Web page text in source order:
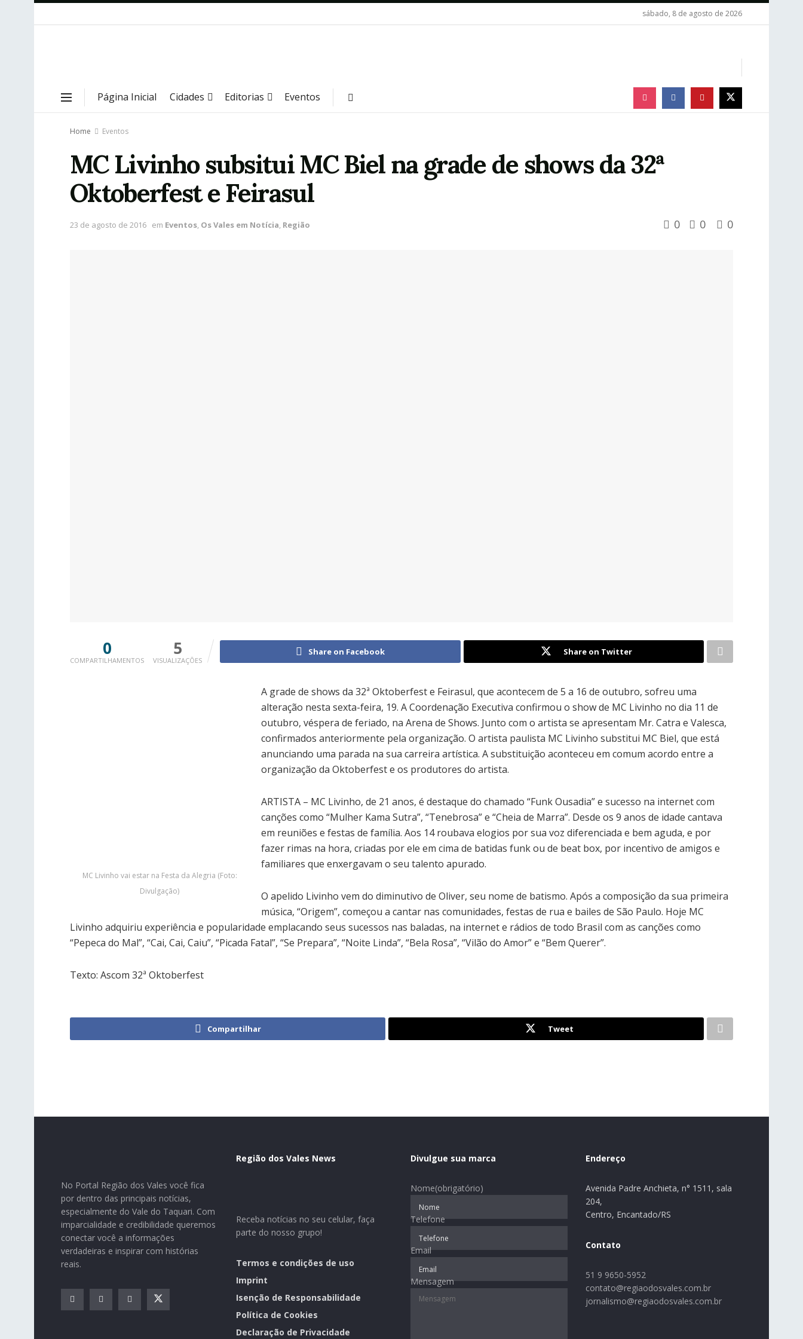
sábado, 8 de agosto de 2026
Página Inicial Cidades Editorias Eventos
Home Eventos
MC Livinho subsitui MC Biel na grade de shows da 32ª
Oktoberfest e Feirasul
23 de agosto de 2016 em Eventos, Os Vales em Notícia, Região 0 0 0
0
COMPARTILHAMENTOS
5
VISUALIZAÇÕES
Share on Facebook Share on Twitter
MC Livinho vai estar na Festa da Alegria (Foto:
Divulgação)
A grade de shows da 32ª Oktoberfest e Feirasul, que acontecem de 5 a 16 de outubro, sofreu uma
alteração nesta sexta-feira, 19. A Coordenação Executiva confirmou o show de MC Livinho no dia 11 de
outubro, véspera de feriado, na Arena de Shows. Junto com o artista se apresentam Mr. Catra e Valesca,
confirmados anteriormente pela organização. O artista paulista MC Livinho substitui MC Biel, que está
anunciando uma parada na sua carreira artística. A substituição aconteceu em comum acordo entre a
organização da Oktoberfest e os produtores do artista.
ARTISTA – MC Livinho, de 21 anos, é destaque do chamado “Funk Ousadia” e sucesso na internet com
canções como “Mulher Kama Sutra”, “Tenebrosa” e “Cheia de Marra”. Desde os 9 anos de idade cantava
em reuniões e festas de família. Aos 14 roubava elogios por sua voz diferenciada e bem aguda, e por
fazer rimas na hora, criadas por ele em cima de batidas funk ou de beat box, por incentivo de amigos e
familiares que enxergavam o seu talento apurado.
O apelido Livinho vem do diminutivo de Oliver, seu nome de batismo. Após a composição da sua primeira
música, “Origem”, começou a cantar nas comunidades, festas de rua e bailes de São Paulo. Hoje MC
Livinho adquiriu experiência e popularidade emplacando seus sucessos nas baladas, na internet e rádios de todo Brasil com as canções como
“Pepeca do Mal”, “Cai, Cai, Caiu”, “Picada Fatal”, “Se Prepara”, “Noite Linda”, “Bela Rosa”, “Vilão do Amor” e “Bem Querer”.
Texto: Ascom 32ª Oktoberfest
Compartilhar Tweet
No Portal Região dos Vales você fica
por dentro das principais notícias,
especialmente do Vale do Taquari. Com
imparcialidade e credibilidade queremos
conectar você a informações
verdadeiras e inspirar com histórias
reais.
Região dos Vales News
Receba notícias no seu celular, faça
parte do nosso grupo!
Termos e condições de uso
Imprint
Isenção de Responsabilidade
Política de Cookies
Declaração de Privacidade
Divulgue sua marca
Nome(obrigatório)
Telefone
Email
Mensagem
Endereço
Avenida Padre Anchieta, n° 1511, sala
204,
Centro, Encantado/RS
Contato
51 9 9650-5952
contato@regiaodosvales.com.br
jornalismo@regiaodosvales.com.br